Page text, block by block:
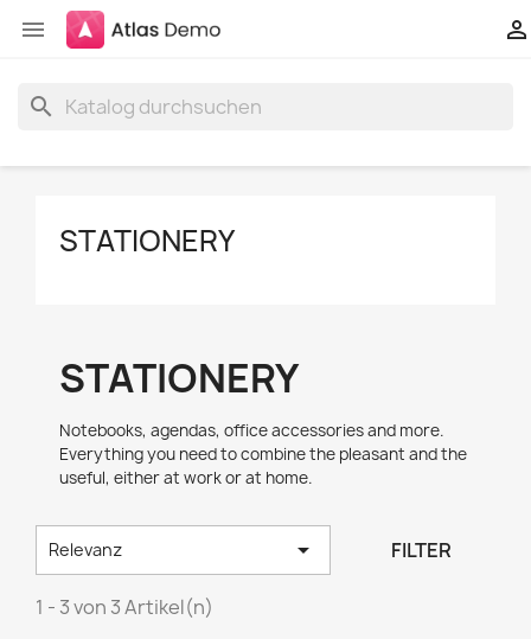
 
search
STATIONERY
STATIONERY
Notebooks, agendas, office accessories and more.
Everything you need to combine the pleasant and the
useful, either at work or at home.
Relevanz  FILTER
1 - 3 von 3 Artikel(n)